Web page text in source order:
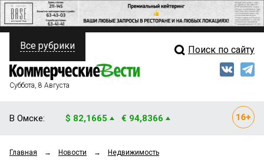
ПОЛИТИКА
ФИНАНСЫ
ОБЩЕСТВО
Свежий выпуск
Мнения
Все рубрики Поиск по сайту
Суббота, 8 Августа
В Омске: $ 82,1665 € 94,8366
Главная → Новости → Недвижимость